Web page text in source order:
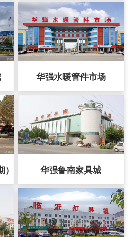
华强水暖管件市场
华强鲁南家具城